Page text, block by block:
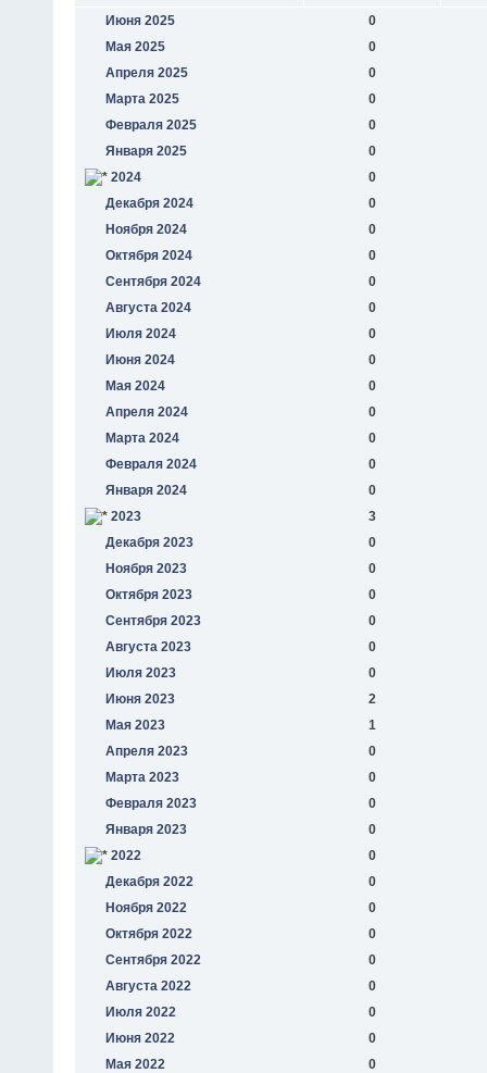
Июня 2025
0
Мая 2025
0
Апреля 2025
0
Марта 2025
0
Февраля 2025
0
Января 2025
0
2024
0
Декабря 2024
0
Ноября 2024
0
Октября 2024
0
Сентября 2024
0
Августа 2024
0
Июля 2024
0
Июня 2024
0
Мая 2024
0
Апреля 2024
0
Марта 2024
0
Февраля 2024
0
Января 2024
0
2023
3
Декабря 2023
0
Ноября 2023
0
Октября 2023
0
Сентября 2023
0
Августа 2023
0
Июля 2023
0
Июня 2023
2
Мая 2023
1
Апреля 2023
0
Марта 2023
0
Февраля 2023
0
Января 2023
0
2022
0
Декабря 2022
0
Ноября 2022
0
Октября 2022
0
Сентября 2022
0
Августа 2022
0
Июля 2022
0
Июня 2022
0
Мая 2022
0